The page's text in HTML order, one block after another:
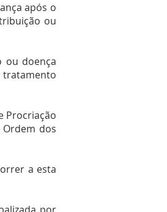
após o
ou
ou doença
tratamento
Procriação
dos
a esta